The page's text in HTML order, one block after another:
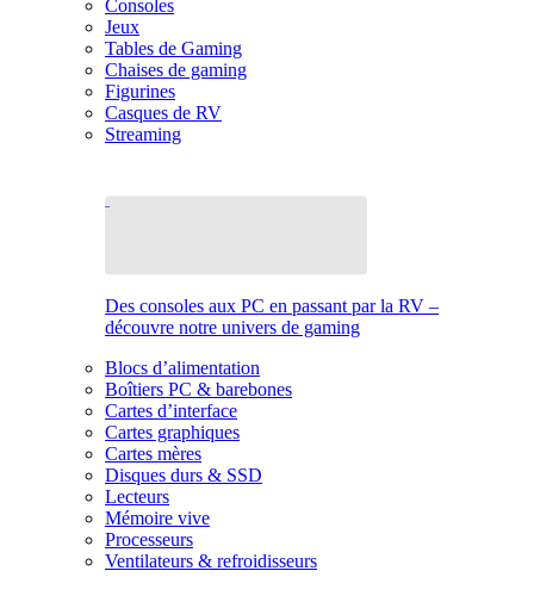
Consoles
Jeux
Tables de Gaming
Chaises de gaming
Figurines
Casques de RV
Streaming
Des consoles aux PC en passant par la RV –
découvre notre univers de gaming
Blocs d’alimentation
Boîtiers PC & barebones
Cartes d’interface
Cartes graphiques
Cartes mères
Disques durs & SSD
Lecteurs
Mémoire vive
Processeurs
Ventilateurs & refroidisseurs